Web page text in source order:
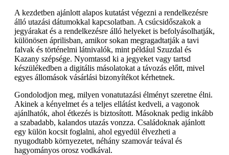
A kezdetben ajánlott alapos kutatást végezni a rendelkezésre
álló utazási dátumokkal kapcsolatban. A csúcsidőszakok a
jegyárakat és a rendelkezésre álló helyeket is befolyásolhatják,
különösen áprilisban, amikor sokan megragadtatják a tavi
falvak és történelmi látnivalók, mint például Szuzdal és
Kazany szépsége. Nyomtassd ki a jegyeket vagy tartsd
készülékedben a digitális másolatokat a távozás előtt, mivel
egyes állomások vásárlási bizonyítékot kérhetnek.
Gondolodjon meg, milyen vonatutazási élményt szeretne élni.
Akinek a kényelmet és a teljes ellátást kedveli, a vagonok
ajánlhatók, ahol étkezés is biztosított. Másoknak pedig inkább
a szabadabb, kalandos utazás vonzza. Családoknak ajánlott
egy külön kocsit foglalni, ahol egyedül élvezheti a
nyugodtabb környezetet, néhány szamovár teával és
hagyományos orosz vodkával.